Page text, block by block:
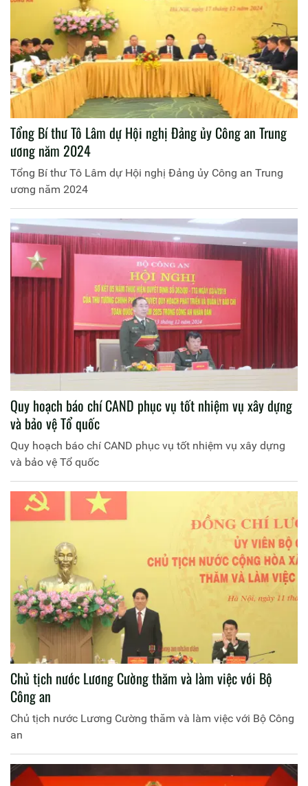
Tổng Bí thư Tô Lâm dự Hội nghị Đảng ủy Công an Trung
ương năm 2024
Tổng Bí thư Tô Lâm dự Hội nghị Đảng ủy Công an Trung
ương năm 2024
Quy hoạch báo chí CAND phục vụ tốt nhiệm vụ xây dựng
và bảo vệ Tổ quốc
Quy hoạch báo chí CAND phục vụ tốt nhiệm vụ xây dựng
và bảo vệ Tổ quốc
Chủ tịch nước Lương Cường thăm và làm việc với Bộ
Công an
Chủ tịch nước Lương Cường thăm và làm việc với Bộ Công
an